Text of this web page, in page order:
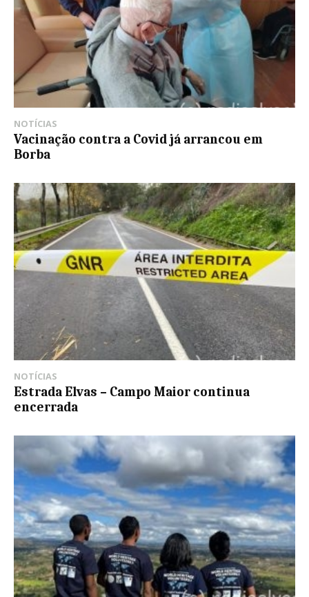
NOTÍCIAS
Vacinação contra a Covid já arrancou em
Borba
NOTÍCIAS
Estrada Elvas – Campo Maior continua
encerrada